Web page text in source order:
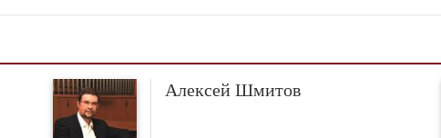
Алексей Шмитов